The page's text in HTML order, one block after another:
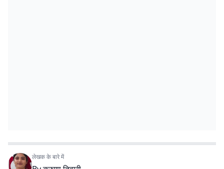
लेखक के बारे में